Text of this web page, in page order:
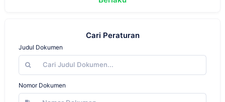
Cari Peraturan
Judul Dokumen
Nomor Dokumen